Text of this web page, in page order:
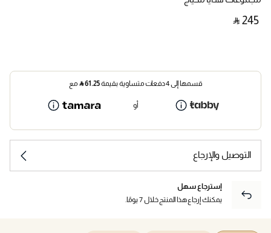
‎ ⃁ ⁦245⁩ ‎
قسمها إلى 4 دفعات متساوية بقيمة 61.25
⃁ مع
أو
التوصيل والإرجاع
إسترجاع سهل
يمكنك إرجاع هذا المنتج خلال 7 يومًا.